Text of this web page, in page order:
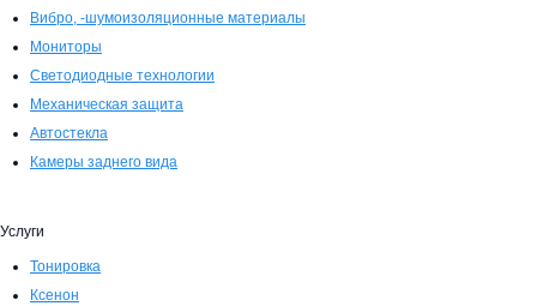
Вибро, -шумоизоляционные материалы
Мониторы
Светодиодные технологии
Механическая защита
Автостекла
Камеры заднего вида
Услуги
Тонировка
Ксенон